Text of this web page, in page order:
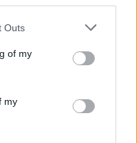
Outs
of my
my
Kriminalai
it bites prie
žaidimų